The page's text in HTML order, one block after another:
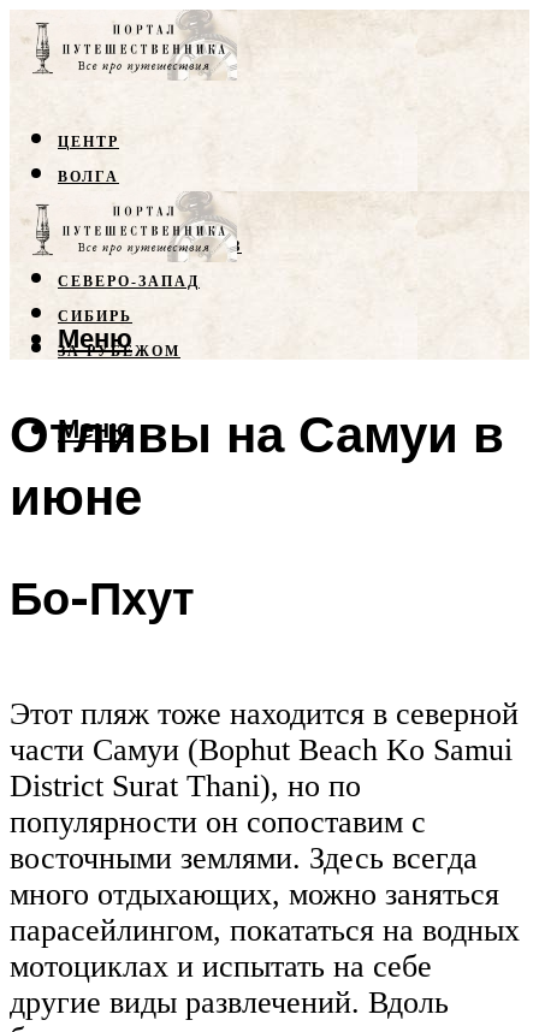
ЦЕНТР
ВОЛГА
КРЫМ
СЕВЕРНЫЙ КАВКАЗ
СЕВЕРО-ЗАПАД
СИБИРЬ
ЗА РУБЕЖОМ
Меню
Меню
Отливы на Самуи в
июне
Бо-Пхут
Этот пляж тоже находится в северной
части Самуи (Bophut Beach Ko Samui
District Surat Thani), но по
популярности он сопоставим с
восточными землями. Здесь всегда
много отдыхающих, можно заняться
парасейлингом, покататься на водных
мотоциклах и испытать на себе
другие виды развлечений. Вдоль